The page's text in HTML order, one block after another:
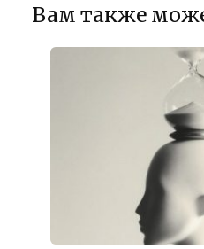
Вам также